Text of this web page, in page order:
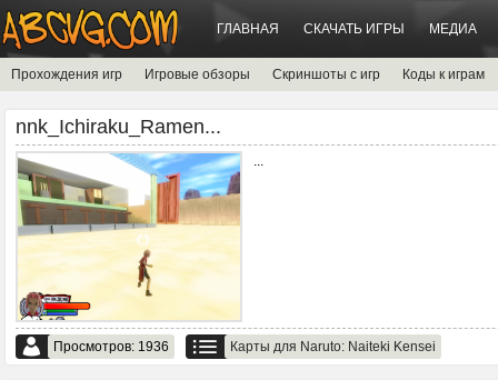
ГЛАВНАЯ СКАЧАТЬ ИГРЫ МЕДИА
Прохождения игр Игровые обзоры Скриншоты с игр Коды к играм
nnk_Ichiraku_Ramen...
...
Просмотров: 1936 Карты для Naruto: Naiteki Kensei